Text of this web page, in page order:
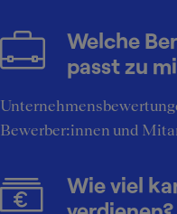
Welche
passt zu
Bewerber:innen und
Wie viel